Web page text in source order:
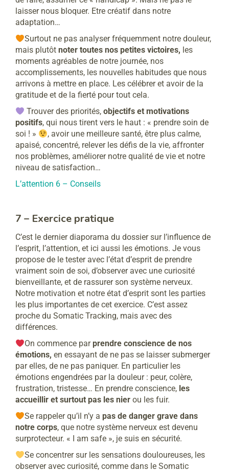
laisser nous bloquer. Etre créatif dans notre
adaptation…
Surtout ne pas analyser fréquemment notre douleur,
mais plutôt noter toutes nos petites victoires, les
moments agréables de notre journée, nos
accomplissements, les nouvelles habitudes que nous
arrivons à mettre en place. Les célébrer et avoir de la
gratitude et de la fierté pour tout cela.
Trouver des priorités,objectifs et motivations
positifs, qui nous tirent vers le haut : « prendre soin de
soi ! »
, avoir une meilleure santé, être plus calme,
apaisé, concentré, relever les défis de la vie, affronter
nos problèmes, améliorer notre qualité de vie et notre
niveau de satisfaction…
L’attention 6 – Conseils
7 – Exercice pratique
C’est le dernier diaporama du dossier sur l’influence de
l’esprit, l’attention, et ici aussi les émotions. Je vous
propose de le tester avec l’état d’esprit de prendre
vraiment soin de soi, d’observer avec une curiosité
bienveillante, et de rassurer son système nerveux.
Notre motivation et notre état d’esprit sont les parties
les plus importantes de cet exercice. C’est assez
proche du Somatic Tracking, mais avec des
différences.
On commence parprendre conscience de nos
émotions, en essayant de ne pas se laisser submerger
par elles, de ne pas paniquer. En particulier les
émotions engendrées par la douleur : peur, colère,
frustration, tristesse… En prendre conscience, les
accueillir et surtout pas les nier ou les fuir.
Se rappeler qu’il n’y apas de danger grave dans
notre corps, que notre système nerveux est devenu
surprotecteur. « I am safe », je suis en sécurité.
Se concentrer sur les sensations douloureuses, les
observer avec curiosité, comme dans le Somatic